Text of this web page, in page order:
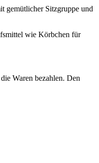
gemütlicher Sitzgruppe und
wie Körbchen für
Waren bezahlen. Den